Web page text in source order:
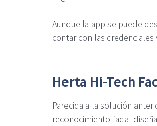
Aunque la app se puede
contar con las
Herta Hi-Tech
Parecida a la solución
reconocimiento facial